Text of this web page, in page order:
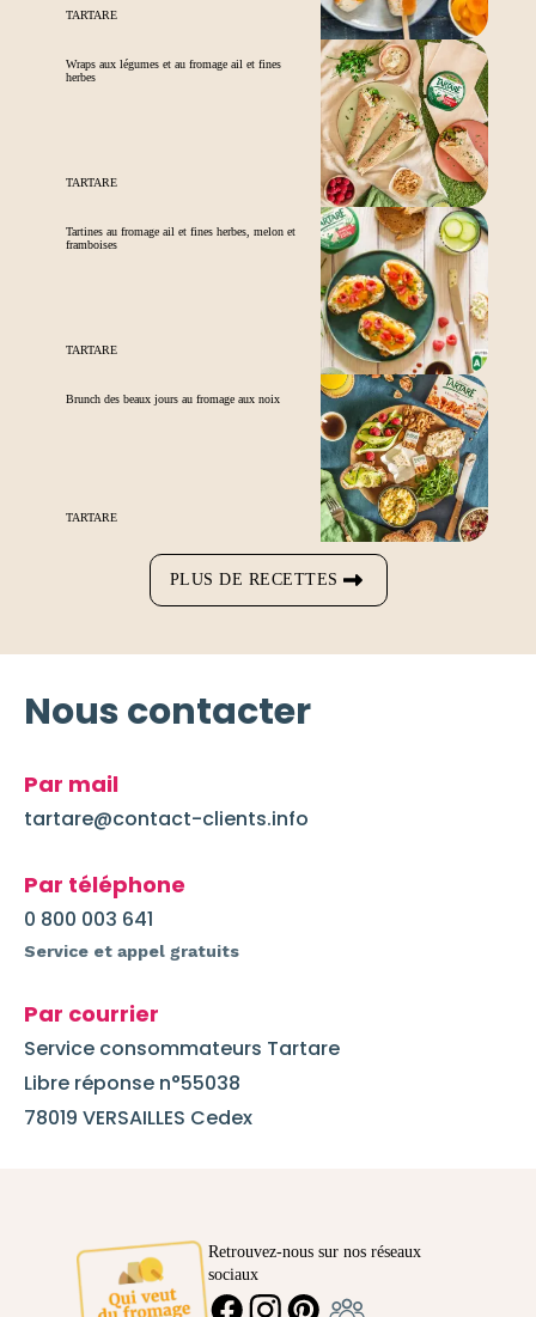
TARTARE
Wraps aux légumes et au fromage ail et fines
herbes
TARTARE
Tartines au fromage ail et fines herbes, melon et
framboises
TARTARE
Brunch des beaux jours au fromage aux noix
TARTARE
PLUS DE RECETTES
Nous contacter
Par mail
tartare@contact-clients.info
Par téléphone
0 800 003 641
Service et appel gratuits
Par courrier
Service consommateurs Tartare
Libre réponse n°55038
78019 VERSAILLES Cedex
Retrouvez-nous sur nos réseaux
sociaux
FACEBOOKINSTAGRAMPINTEREST